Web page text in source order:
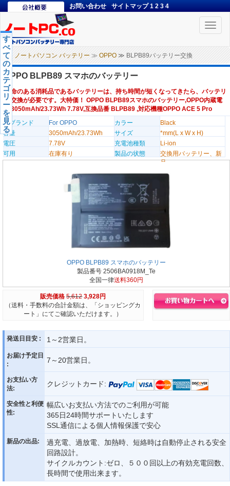
お問い合わせ サイトマップ 1 2 3 4
Toggle
ノートパソコン バッテリー ≫ OPPO ≫ BLPB89バッテリー交換
す
べ
て
の
カ
テ
ゴ
リ
ー
を
見
る
OPPO BLPB89 スマホのバッテリー
寿命のある消耗品であるバッテリーは、持ち時間が短くなってきたら、バッテリ
ー交換が必要です。大特価！ OPPO BLPB89スマホのバッテリー,OPPO内蔵電
池3050mAh/23.73Wh 7.78V,互換品番 BLPB89 ,対応機種OPPO ACE 5 Pro
のブランド
For OPPO カラー
Black
容量
3050mAh/23.73Wh サイズ
*mm(L x W x H)
電圧
7.78V 充電池種類
Li-ion
可用
在庫有り 製品の状態
交換用バッテリー、新
品
OPPO BLPB89 スマホのバッテリー
製品番号 2506BA0918M_Te
全国一律送料360円
販売価格 5,612 3,928円
（送料・手数料の合計金額は、「ショッピングカ
ート」にてご確認いただけます。）
発送日目安 : 1～2営業日。
お届け予定日
:
7～20営業日。
お支払い方
法:
クレジットカード:
安全性と利便
性:
幅広いお支払い方法でのご利用が可能
365日24時間サポートいたします
SSL通信による個人情報保護で安心
新品の出品:
過充電、過放電、加熱時、短絡時は自動停止される安全
回路設計。
サイクルカウント:ゼロ、５００回以上の有効充電回数、
長時間で使用出来ます。